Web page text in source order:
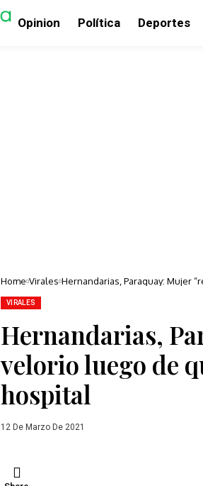
Opinion Política Deportes
Home Virales Hernandarias, Paraguay: Mujer
VIRALES
Hernandarias,
velorio luego de
hospital
12 De Marzo De 2021